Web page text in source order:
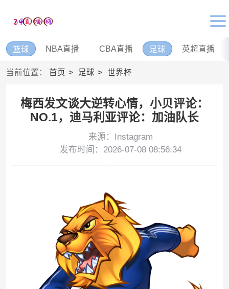
篮球 NBA直播 CBA直播 足球 英超直播
当前位置： 首页 足球 世界杯
梅西发文谈大逆转心情，小贝评论：
NO.1，迪马利亚评论：加油队长
来源：Instagram
发布时间：2026-07-08 08:56:34